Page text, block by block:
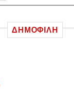
ΔΗΜΟΦΙΛΉ